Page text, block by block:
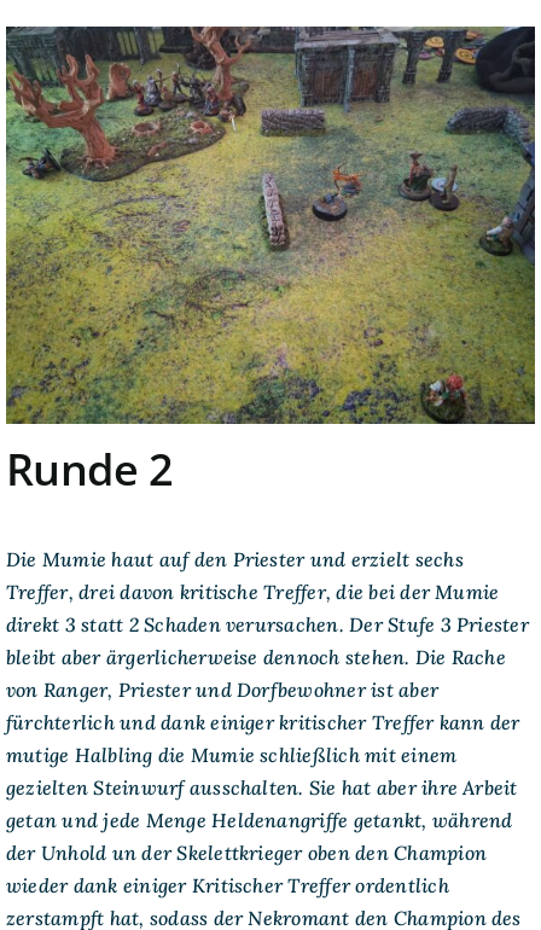
Runde 2
Die Mumie haut auf den Priester und erzielt sechs
Treffer, drei davon kritische Treffer, die bei der Mumie
direkt 3 statt 2 Schaden verursachen. Der Stufe 3 Priester
bleibt aber ärgerlicherweise dennoch stehen. Die Rache
von Ranger, Priester und Dorfbewohner ist aber
fürchterlich und dank einiger kritischer Treffer kann der
mutige Halbling die Mumie schließlich mit einem
gezielten Steinwurf ausschalten. Sie hat aber ihre Arbeit
getan und jede Menge Heldenangriffe getankt, während
der Unhold un der Skelettkrieger oben den Champion
wieder dank einiger Kritischer Treffer ordentlich
zerstampft hat, sodass der Nekromant den Champion des